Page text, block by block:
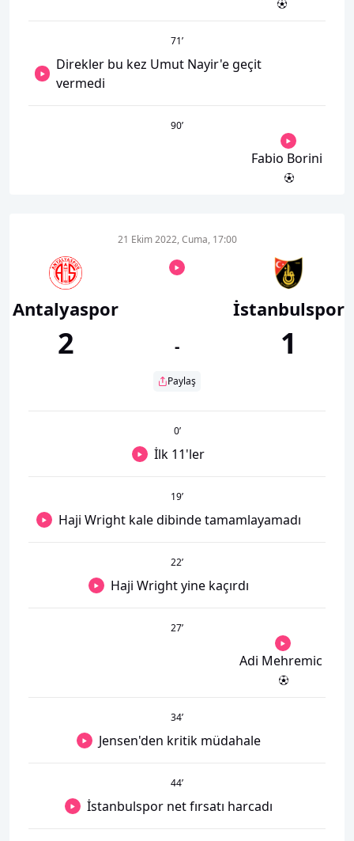
71’
Direkler bu kez Umut Nayir'e geçit
vermedi
90’
Fabio Borini
Antalyaspor
2
21 Ekim 2022, Cuma, 17:00
-
Paylaş
İstanbulspor
1
0’
İlk 11'ler
19’
Haji Wright kale dibinde tamamlayamadı
22’
Haji Wright yine kaçırdı
27’
Adi Mehremic
34’
Jensen'den kritik müdahale
44’
İstanbulspor net fırsatı harcadı